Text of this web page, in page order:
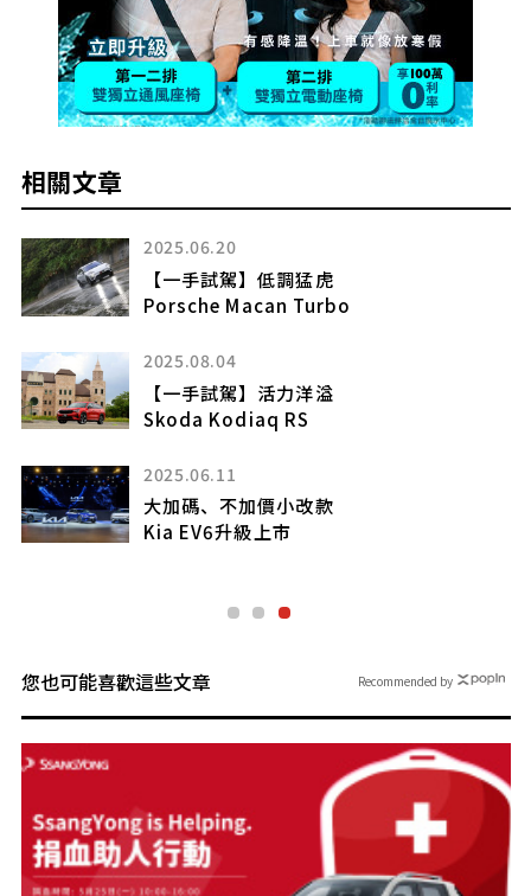
相關文章
2025.06.23
創新大格局
Skoda Superb
2021.10.01
電動浪潮席捲慕尼黑 2021年IAA車展預示
未來 - Porsche Mission R 電戰未來
2023.03.03
玩命關頭登場車輛彙整!最新作「Fast X」
上映日及電影舞台背景是?(中)
您也可能喜歡這些文章 Recommended by